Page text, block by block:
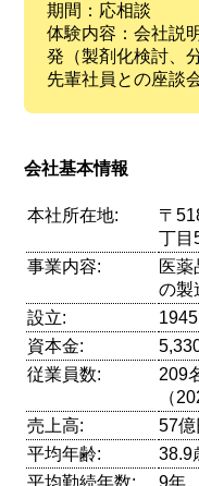
期間：応相談
体験内容：会社説
発（製剤化検討、
先輩社員との座談
会社基本情報
本社所在地:
〒
丁目
事業内容:
医薬
の製
設立:
資本金:
従業員数:
209
（
売上高:
57億
平均年齢:
38.9
平均勤続年数:
9年